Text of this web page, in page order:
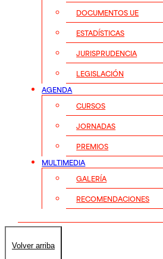
DOCUMENTOS UE
ESTADÍSTICAS
JURISPRUDENCIA
LEGISLACIÓN
AGENDA
CURSOS
JORNADAS
PREMIOS
MULTIMEDIA
GALERÍA
RECOMENDACIONES
Volver arriba